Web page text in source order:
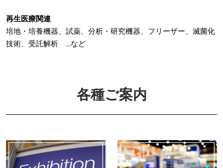
再生医療関連
培地・培養機器、試薬、分析・研究機器、フリーザー、滅菌化
技術、受託解析 …など
各種ご案内